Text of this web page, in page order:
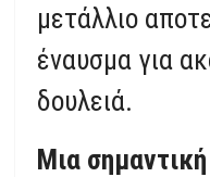
μετάλλιο
έναυσμα για
δουλειά.
Μια